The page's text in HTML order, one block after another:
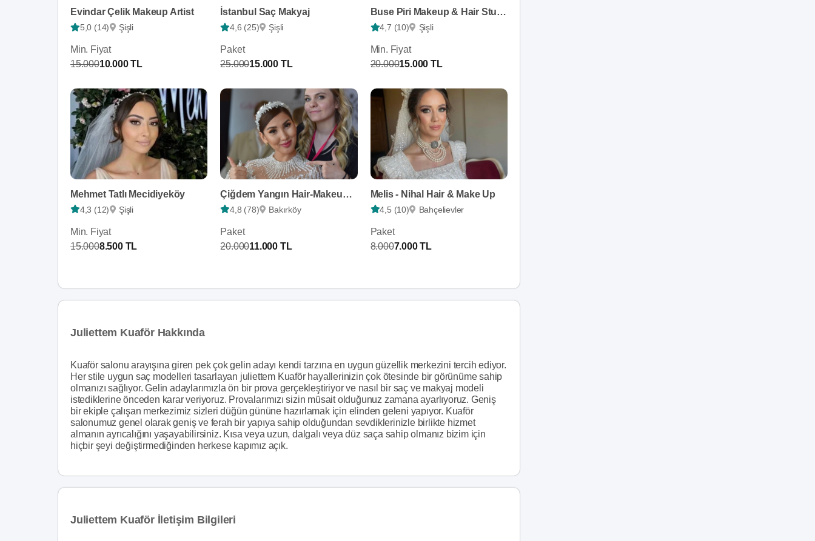
Evindar Çelik Makeup Artist
5,0 (14) Şişli
Min. Fiyat
15.00010.000 TL
İstanbul Saç Makyaj
4,6 (25) Şişli
Paket
25.00015.000 TL
Buse Piri Makeup & Hair Studio
4,7 (10) Şişli
Min. Fiyat
20.00015.000 TL
Mehmet Tatlı Mecidiyeköy
4,3 (12) Şişli
Min. Fiyat
15.0008.500 TL
Çiğdem Yangın Hair-Makeup Artist
4,8 (78) Bakırköy
Paket
20.00011.000 TL
Melis - Nihal Hair & Make Up
4,5 (10) Bahçelievler
Paket
8.0007.000 TL
Juliettem Kuaför Hakkında
Kuaför salonu arayışına giren pek çok gelin adayı kendi tarzına en uygun güzellik merkezini tercih ediyor.
Her stile uygun saç modelleri tasarlayan juliettem Kuaför hayallerinizin çok ötesinde bir görünüme sahip
olmanızı sağlıyor. Gelin adaylarımızla ön bir prova gerçekleştiriyor ve nasıl bir saç ve makyaj modeli
istediklerine önceden karar veriyoruz. Provalarımızı sizin müsait olduğunuz zamana ayarlıyoruz. Geniş
bir ekiple çalışan merkezimiz sizleri düğün gününe hazırlamak için elinden geleni yapıyor. Kuaför
salonumuz genel olarak geniş ve ferah bir yapıya sahip olduğundan sevdiklerinizle birlikte hizmet
almanın ayrıcalığını yaşayabilirsiniz. Kısa veya uzun, dalgalı veya düz saça sahip olmanız bizim için
hiçbir şeyi değiştirmediğinden herkese kapımız açık.
Juliettem Kuaför İletişim Bilgileri